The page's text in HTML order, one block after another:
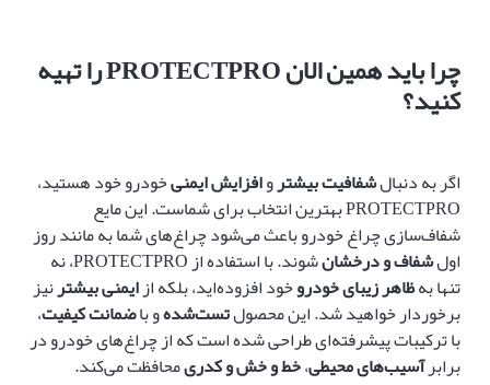
چرا باید همین الان را تهیه
کنید؟
اگر به دنبالشفافیت بیشتروافزایش ایمنیخودرو خود هستید،
PROTECTPRO بهترین انتخاب برای شماست. این مایع
شفاف‌سازی چراغ خودرو باعث می‌شود چراغ‌های شما به مانند روز
اولشفاف و درخشان شوند. با استفاده از PROTECTPRO، نه
تنها بهظاهر زیبای خودروخود افزوده‌اید، بلکه ازایمنی بیشترنیز
برخوردار خواهید شد. این محصولتست‌شدهو باضمانت کیفیت،
با ترکیبات پیشرفته‌ای طراحی شده است که از چراغ‌های خودرو در
برابرآسیب‌های محیطی،خط و خش و کدریمحافظت می‌کند.